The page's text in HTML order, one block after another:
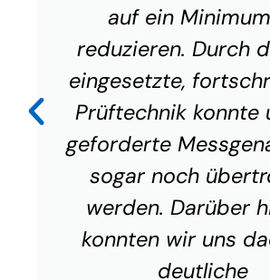
auf ein
reduzieren. Durch
eingesetzte,
Prüftechnik konnte
geforderte
sogar noch
werden. Darüber
konnten wir uns
deutliche